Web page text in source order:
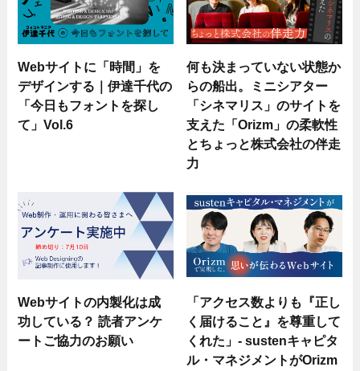
Webサイトに「時間」を
デザインする｜伊達千代の
「今日もフォントを探し
て」Vol.6
何も決まっていない状態か
らの船出。ミニシアター
「シネマリス」のサイトを
支えた「Orizm」の柔軟性
とちょっと株式会社の伴走
力
Webサイトの内製化は成
功している？ 読者アンケ
ートご協力のお願い
「アクセス数よりも『正し
く届けること』を尊重して
くれた」- sustenキャピタ
ル・マネジメントがOrizm